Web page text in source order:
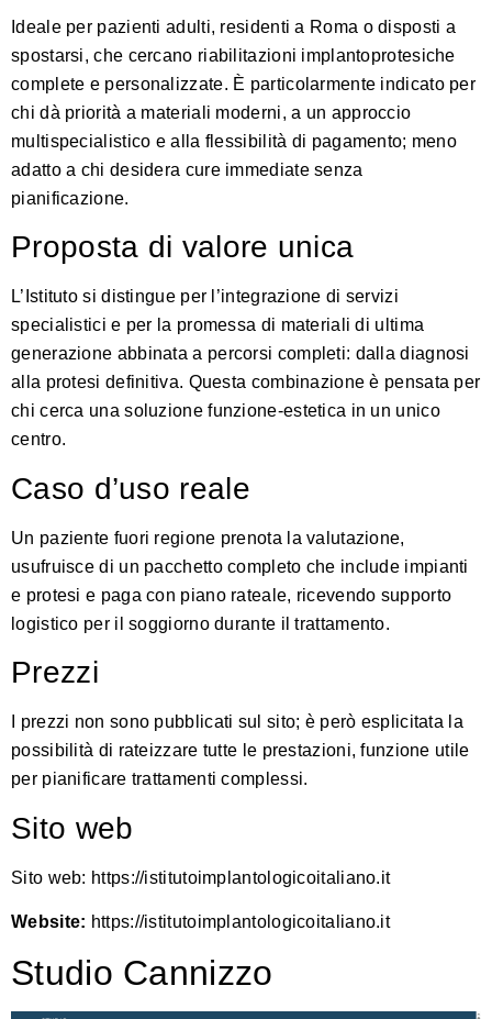
Ideale per pazienti adulti, residenti a Roma o disposti a
spostarsi, che cercano riabilitazioni implantoprotesiche
complete e personalizzate. È particolarmente indicato per
chi dà priorità a materiali moderni, a un approccio
multispecialistico e alla flessibilità di pagamento; meno
adatto a chi desidera cure immediate senza
pianificazione.
Proposta di valore unica
L’Istituto si distingue per l’integrazione di servizi
specialistici e per la promessa di materiali di ultima
generazione abbinata a percorsi completi: dalla diagnosi
alla protesi definitiva. Questa combinazione è pensata per
chi cerca una soluzione funzione-estetica in un unico
centro.
Caso d’uso reale
Un paziente fuori regione prenota la valutazione,
usufruisce di un pacchetto completo che include impianti
e protesi e paga con piano rateale, ricevendo supporto
logistico per il soggiorno durante il trattamento.
Prezzi
I prezzi non sono pubblicati sul sito; è però esplicitata la
possibilità di rateizzare tutte le prestazioni, funzione utile
per pianificare trattamenti complessi.
Sito web
Sito web: https://istitutoimplantologicoitaliano.it
Website: https://istitutoimplantologicoitaliano.it
Studio Cannizzo